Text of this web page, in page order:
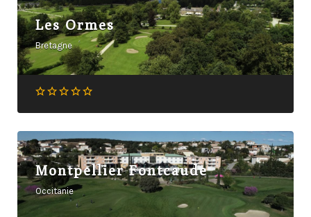
Les Ormes
Bretagne
Montpellier Fontcaude
Occitanie